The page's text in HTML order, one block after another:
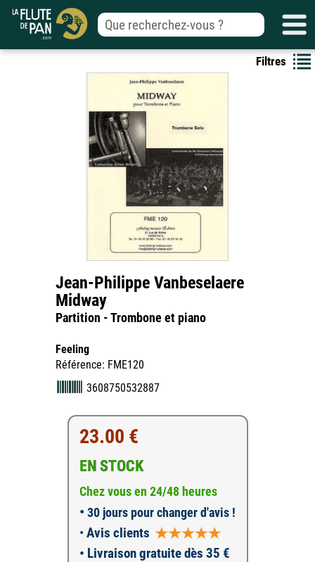
Filtres
Jean-Philippe Vanbeselaere
Midway
Partition - Trombone et piano
Feeling
Référence: FME120
3608750532887
23.00 €
EN STOCK
Chez vous en 24/48 heures
• 30 jours pour changer d'avis !
• Avis clients
• Livraison gratuite dès 35 €